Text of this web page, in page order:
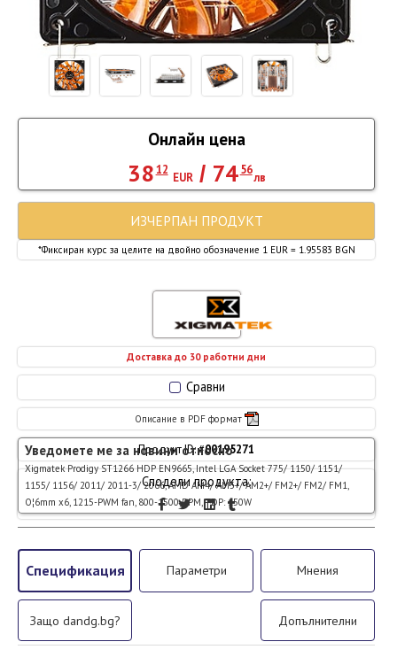
Сравни
Описание в PDF формат
Продукт ID: #00195271
Сподели продукта:
Доставка до 30 работни дни
Онлайн цена
3812
EUR/ 74 56
лв
*Фиксиран курс за целите на двойно обозначение 1 EUR = 1.95583 BGN
ИЗЧЕРПАН ПРОДУКТ
Уведомете ме за новини относно
Xigmatek Prodigy ST1266 HDP EN9665, Intel LGA Socket 775/ 1150/ 1151/
1155/ 1156/ 2011/ 2011-3/ 2066, AMD AM4/ AM3+/ AM2+/ FM2+/ FM2/ FM1,
О¦6mm x6, 1215-PWM fan, 800-1500 RPM, TDP: 150W
Спецификация Параметри Мнения
Защо dandg.bg? Допълнителни